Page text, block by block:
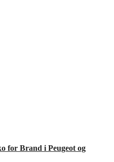
for Brand i Peugeot og